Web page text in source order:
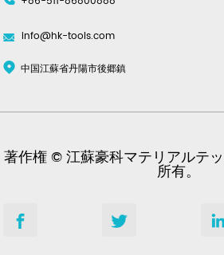
info@hk-tools.com
中国江蘇省丹陽市後郷鎮
著作権 © 江蘇豪科マテリアルテ
所有。